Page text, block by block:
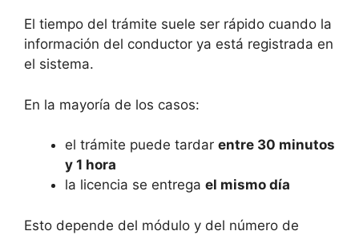
El tiempo del trámite suele ser rápido cuando la
información del conductor ya está registrada en
el sistema.
En la mayoría de los casos:
el trámite puede tardar entre 30 minutos
y 1 hora
la licencia se entrega el mismo día
Esto depende del módulo y del número de